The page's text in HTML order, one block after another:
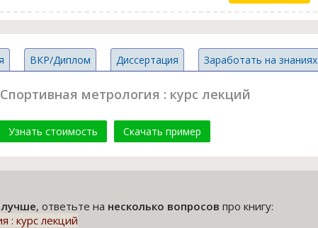
ВКР/Диплом Диссертация Заработать на знаниях
метрология : курс лекций
Узнать стоимость Скачать пример
лучше, ответьте на несколько вопросов про книгу:
: курс лекций